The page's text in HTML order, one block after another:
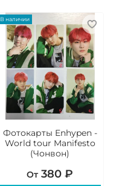
В наличии
Фотокарты Enhypen -
World tour Manifesto
(Чонвон)
От 380 ₽